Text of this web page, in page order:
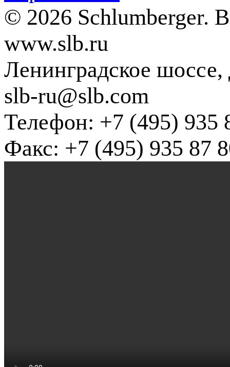
© 2026 Schlumberger.
www.slb.ru
Ленинградское
slb-ru@slb.com
Телефон: +7 (495) 935
Факс: +7 (495) 935 87